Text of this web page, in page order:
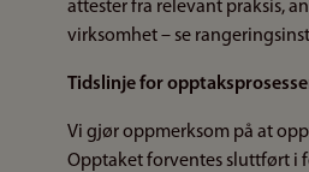
attester fra relevant praksis,
virksomhet – se
Tidslinje for
Vi gjør oppmerksom på at
Opptaket forventes sluttført i